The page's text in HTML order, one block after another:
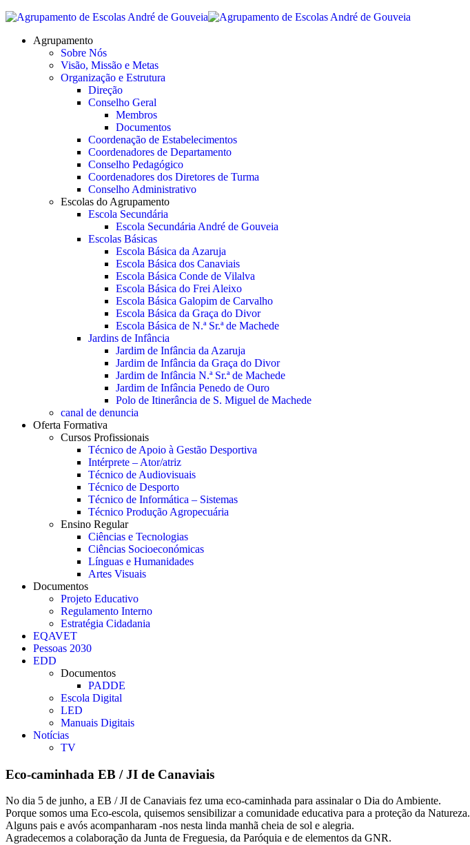
Agrupamento
Sobre Nós
Visão, Missão e Metas
Organização e Estrutura
Direção
Conselho Geral
Membros
Documentos
Coordenação de Estabelecimentos
Coordenadores de Departamento
Conselho Pedagógico
Coordenadores dos Diretores de Turma
Conselho Administrativo
Escolas do Agrupamento
Escola Secundária
Escola Secundária André de Gouveia
Escolas Básicas
Escola Básica da Azaruja
Escola Básica dos Canaviais
Escola Básica Conde de Vilalva
Escola Básica do Frei Aleixo
Escola Básica Galopim de Carvalho
Escola Básica da Graça do Divor
Escola Básica de N.ª Sr.ª de Machede
Jardins de Infância
Jardim de Infância da Azaruja
Jardim de Infância da Graça do Divor
Jardim de Infância N.ª Sr.ª de Machede
Jardim de Infância Penedo de Ouro
Polo de Itinerância de S. Miguel de Machede
canal de denuncia
Oferta Formativa
Cursos Profissionais
Técnico de Apoio à Gestão Desportiva
Intérprete – Ator/atriz
Técnico de Audiovisuais
Técnico de Desporto
Técnico de Informática – Sistemas
Técnico Produção Agropecuária
Ensino Regular
Ciências e Tecnologias
Ciências Socioeconómicas
Línguas e Humanidades
Artes Visuais
Documentos
Projeto Educativo
Regulamento Interno
Estratégia Cidadania
EQAVET
Pessoas 2030
EDD
Documentos
PADDE
Escola Digital
LED
Manuais Digitais
Notícias
TV
Eco-caminhada EB / JI de Canaviais
No dia 5 de junho, a EB / JI de Canaviais fez uma eco-caminhada para assinalar o Dia do Ambiente.
Porque somos uma Eco-escola, quisemos sensibilizar a comunidade educativa para a proteção da Natureza.
Alguns pais e avós acompanharam -nos nesta linda manhã cheia de sol e alegria.
Agradecemos a colaboração da Junta de Freguesia, da Paróquia e de elementos da GNR.